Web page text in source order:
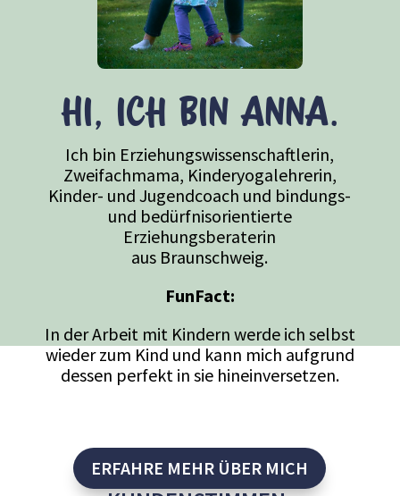
Hi, ich bin Anna.
Ich bin Erziehungswissenschaftlerin,
Zweifachmama, Kinderyogalehrerin,
Kinder- und Jugendcoach und bindungs-
und bedürfnisorientierte
Erziehungsberaterin
aus Braunschweig.
FunFact:
In der Arbeit mit Kindern werde ich selbst
wieder zum Kind und kann mich aufgrund
dessen perfekt in sie hineinversetzen.
ERFAHRE MEHR ÜBER MICH